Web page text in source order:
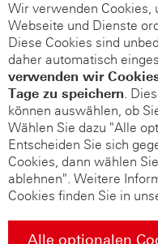
Wir verwenden Cookies,
Webseite und Dienste
Diese Cookies sind
daher automatisch
verwenden wir
Tage zu speichern.
können auswählen, ob
Wählen Sie dazu "Alle
Entscheiden Sie sich
Cookies, dann wählen
ablehnen". Weitere
Cookies finden Sie in
Alle optionalen